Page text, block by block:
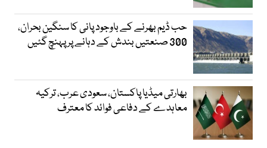
حب ڈیم بھرنے کے باوجود پانی کا سنگین بحران،
300 صنعتیں بندش کے دہانے پر پہنچ گئیں
بھارتی میڈیا پاکستان، سعودی عرب، ترکیہ
معاہدے کے دفاعی فوائد کا معترف